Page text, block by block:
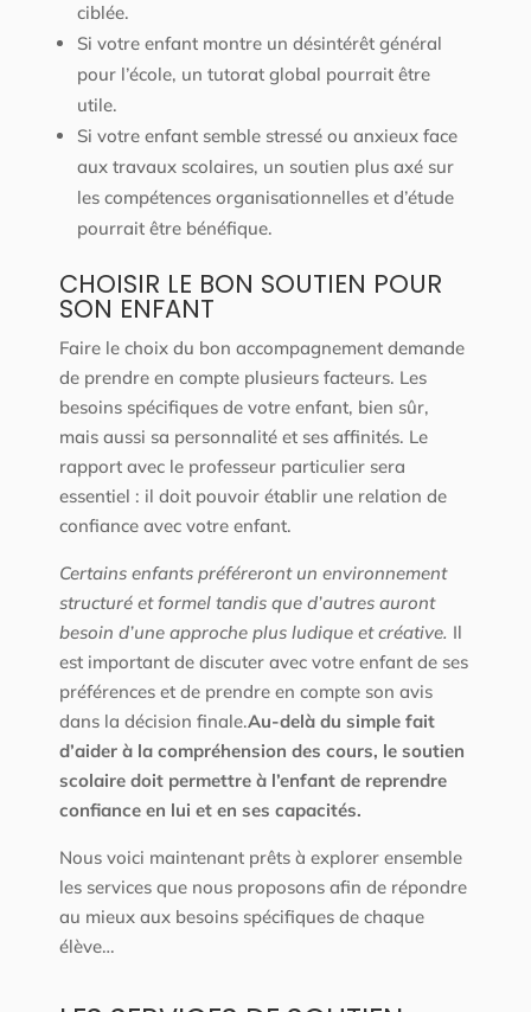
ciblée.
Si votre enfant montre un désintérêt général
pour l’école, un tutorat global pourrait être
utile.
Si votre enfant semble stressé ou anxieux face
aux travaux scolaires, un soutien plus axé sur
les compétences organisationnelles et d’étude
pourrait être bénéfique.
CHOISIR LE BON SOUTIEN POUR
SON ENFANT
Faire le choix du bon accompagnement demande
de prendre en compte plusieurs facteurs. Les
besoins spécifiques de votre enfant, bien sûr,
mais aussi sa personnalité et ses affinités. Le
rapport avec le professeur particulier sera
essentiel : il doit pouvoir établir une relation de
confiance avec votre enfant.
Certains enfants préféreront un environnement
structuré et formel tandis que d’autres auront
besoin d’une approche plus ludique et créative. Il
est important de discuter avec votre enfant de ses
préférences et de prendre en compte son avis
dans la décision finale.Au-delà du simple fait
d’aider à la compréhension des cours, le soutien
scolaire doit permettre à l’enfant de reprendre
confiance en lui et en ses capacités.
Nous voici maintenant prêts à explorer ensemble
les services que nous proposons afin de répondre
au mieux aux besoins spécifiques de chaque
élève…